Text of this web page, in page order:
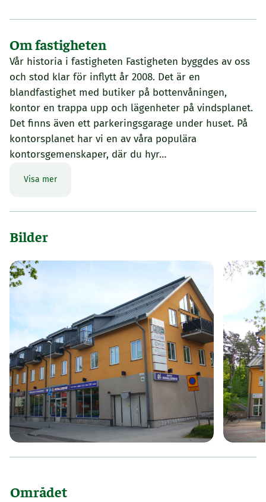
Om fastigheten
Vår historia i fastigheten Fastigheten byggdes av oss
och stod klar för inflytt år 2008. Det är en
blandfastighet med butiker på bottenvåningen,
kontor en trappa upp och lägenheter på vindsplanet.
Det finns även ett parkeringsgarage under huset. På
kontorsplanet har vi en av våra populära
kontorsgemenskaper, där du hyr…
Visa mer
Bilder
Området